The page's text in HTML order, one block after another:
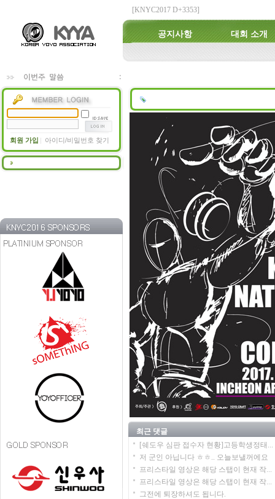
공지사항 대회 소개
[KNYC2017 D+3353]
회원 가입 아이디/비밀번호 찾기
최근 댓글
[쉐도우 심판 접수자 현황]고등학생정태...
저 군인 아닙니다 ㅎㅎ.. 오늘보낼꺼에요
프리스타일 영상은 해당 스탭이 현재 작...
프리스타일 영상은 해당 스탭이 현재 작...
그전에 퇴장하셔도 됩니다.